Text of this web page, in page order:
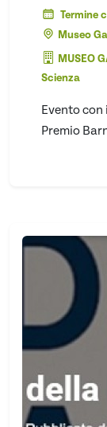
Termine
Museo
MUSEO
Scienza
Evento
Premio